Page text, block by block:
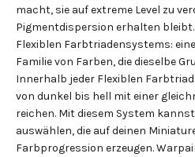
macht, sie auf extreme Level zu
Pigmentdispersion erhalten bleibt.
Flexiblen Farbtriadensystems:
Familie von Farben, die dieselbe
Innerhalb jeder Flexiblen
von dunkel bis hell mit einer
reichen. Mit diesem System
auswählen, die auf deinen
Farbprogression erzeugen.